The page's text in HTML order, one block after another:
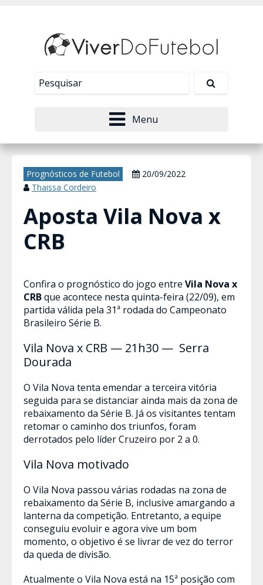
Menu
Prognósticos de Futebol
20/09/2022
Thaissa Cordeiro
Aposta Vila Nova x
CRB
Confira o prognóstico do jogo entre Vila Nova x
CRBque acontece nesta quinta-feira (22/09), em
partida válida pela 31ª rodada do Campeonato
Brasileiro Série B.
Vila Nova x CRB — 21h30 — Serra
Dourada
O Vila Nova tenta emendar a terceira vitória
seguida para se distanciar ainda mais da zona de
rebaixamento da Série B. Já os visitantes tentam
retomar o caminho dos triunfos, foram
derrotados pelo líder Cruzeiro por 2 a 0.
Vila Nova motivado
O Vila Nova passou várias rodadas na zona de
rebaixamento da Série B, inclusive amargando a
lanterna da competição. Entretanto, a equipe
conseguiu evoluir e agora vive um bom
momento, o objetivo é se livrar de vez do terror
da queda de divisão.
Atualmente o Vila Nova está na 15ª posição com